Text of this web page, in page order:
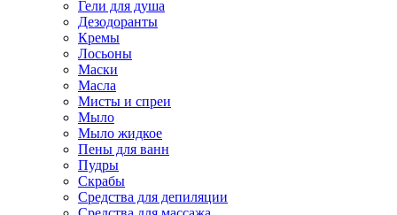
Гели для душа
Дезодоранты
Кремы
Лосьоны
Маски
Масла
Мисты и спреи
Мыло
Мыло жидкое
Пены для ванн
Пудры
Скрабы
Средства для депиляции